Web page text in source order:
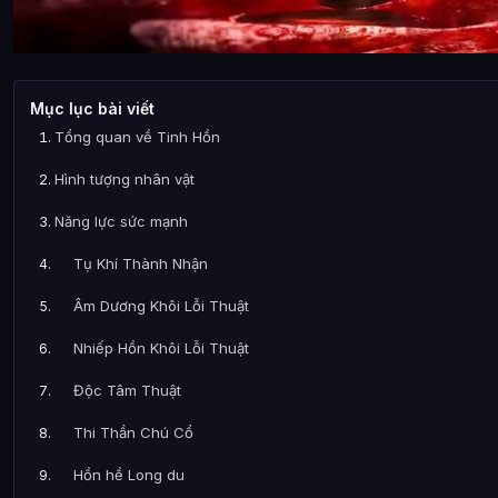
Mục lục bài viết
Tổng quan về Tinh Hồn
Hình tượng nhân vật
Năng lực sức mạnh
Tụ Khí Thành Nhận
Âm Dương Khôi Lỗi Thuật
Nhiếp Hồn Khôi Lỗi Thuật
Độc Tâm Thuật
Thi Thần Chú Cổ
Hồn hề Long du